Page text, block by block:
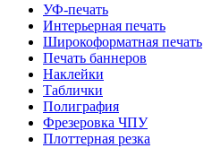
УФ-печать
Интерьерная печать
Широкоформатная печать
Печать баннеров
Наклейки
Таблички
Полиграфия
Фрезеровка ЧПУ
Плоттерная резка